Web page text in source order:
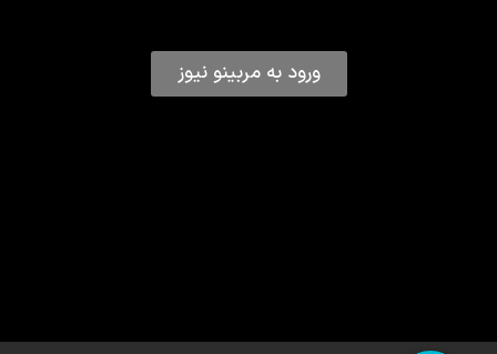
ورود به مربینو نیوز